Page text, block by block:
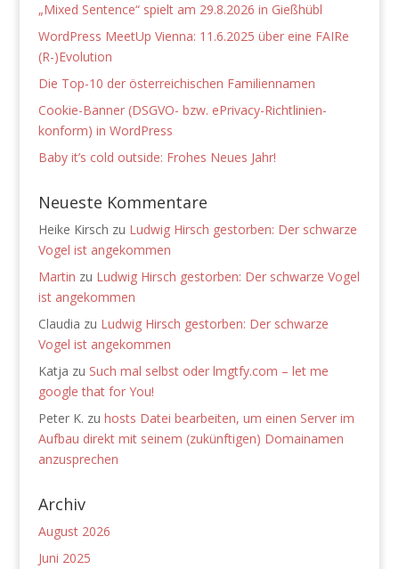
„Mixed Sentence“ spielt am 29.8.2026 in Gießhübl
WordPress MeetUp Vienna: 11.6.2025 über eine FAIRe
(R-)Evolution
Die Top-10 der österreichischen Familiennamen
Cookie-Banner (DSGVO- bzw. ePrivacy-Richtlinien-
konform) in WordPress
Baby it’s cold outside: Frohes Neues Jahr!
Neueste Kommentare
Heike Kirsch zu Ludwig Hirsch gestorben: Der schwarze
Vogel ist angekommen
Martin zu Ludwig Hirsch gestorben: Der schwarze Vogel
ist angekommen
Claudia zu Ludwig Hirsch gestorben: Der schwarze
Vogel ist angekommen
Katja zu Such mal selbst oder lmgtfy.com – let me
google that for You!
Peter K. zu hosts Datei bearbeiten, um einen Server im
Aufbau direkt mit seinem (zukünftigen) Domainamen
anzusprechen
Archiv
August 2026
Juni 2025